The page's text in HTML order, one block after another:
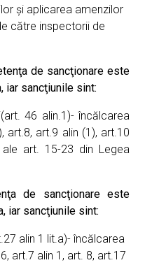
şi aplicarea amenzilor
către inspectorii de
de sancţionare este
iar sancţiunile sint:
46 alin.1)- încălcarea
art.8, art.9 alin (1), art.10
art. 15-23 din Legea
de sancţionare este
iar sancţiunile sint:
alin 1 lit.a)- încălcarea
art.7 alin 1, art. 8, art.17